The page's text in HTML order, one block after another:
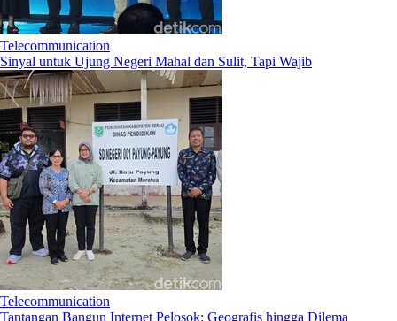
Telecommunication
Sinyal untuk Ujung Negeri Mahal dan Sulit, Tapi Wajib
Telecommunication
Tantangan Bangun Internet Pelosok: Geografis hingga Dilema